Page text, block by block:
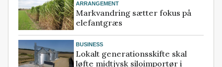
ARRANGEMENT
Markvandring sætter fokus på
elefantgræs
BUSINESS
Lokalt generationsskifte skal
løfte midtjysk siloimportør i